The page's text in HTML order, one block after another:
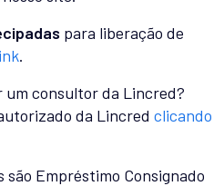
para liberação de
.
um consultor da Lincred?
da Lincred clicando
Empréstimo Consignado